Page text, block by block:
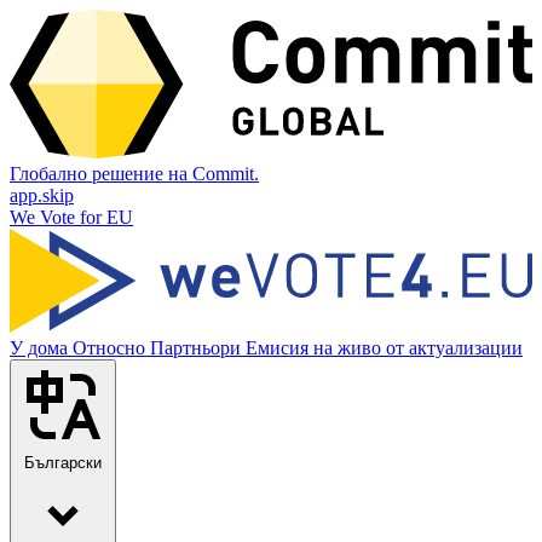
Глобално решение на Commit.
app.skip
We Vote for EU
У дома Относно Партньори Емисия на живо от актуализации
Български